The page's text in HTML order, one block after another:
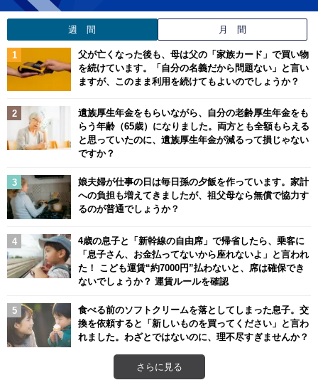
週 間 月 間
父が亡くなった後も、母は父の「家族カード」で買い物
を続けています。「自分の名義だから問題ない」と言い
ますが、このまま利用を続けてもよいのでしょうか？
遺族厚生年金をもらいながら、自分の老齢厚生年金をも
らう年齢（65歳）になりました。両方とも全額もらえる
と思っていたのに、遺族厚生年金が減るって損じゃない
ですか？
娘夫婦が仕事の日は毎日孫の夕飯を作っています。家計
への負担も増えてきましたが、祖父母なら無償で協力す
るのが普通でしょうか？
4歳の息子と「新幹線の自由席」で帰省したら、乗客に
「息子さん、お金払ってないから座れないよ」と言われ
た！ こども運賃“約7000円”払わないと、席は確保でき
ないでしょうか？ 運賃ルールを確認
食べる前のソフトクリームを落としてしまった息子。交
換を依頼すると「新しいものを買ってください」と言わ
れました。わざとではないのに、理不尽すぎませんか？
さらに見る